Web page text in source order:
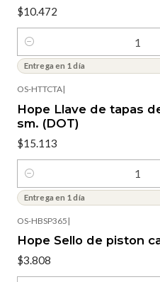
$10.472
Cantidad
Entrega en 1 día
OS-HTTCTA|
Hope Llave de tapas
sm. (DOT)
$15.113
Cantidad
Entrega en 1 día
OS-HBSP365 |
Hope Sello de piston
$3.808